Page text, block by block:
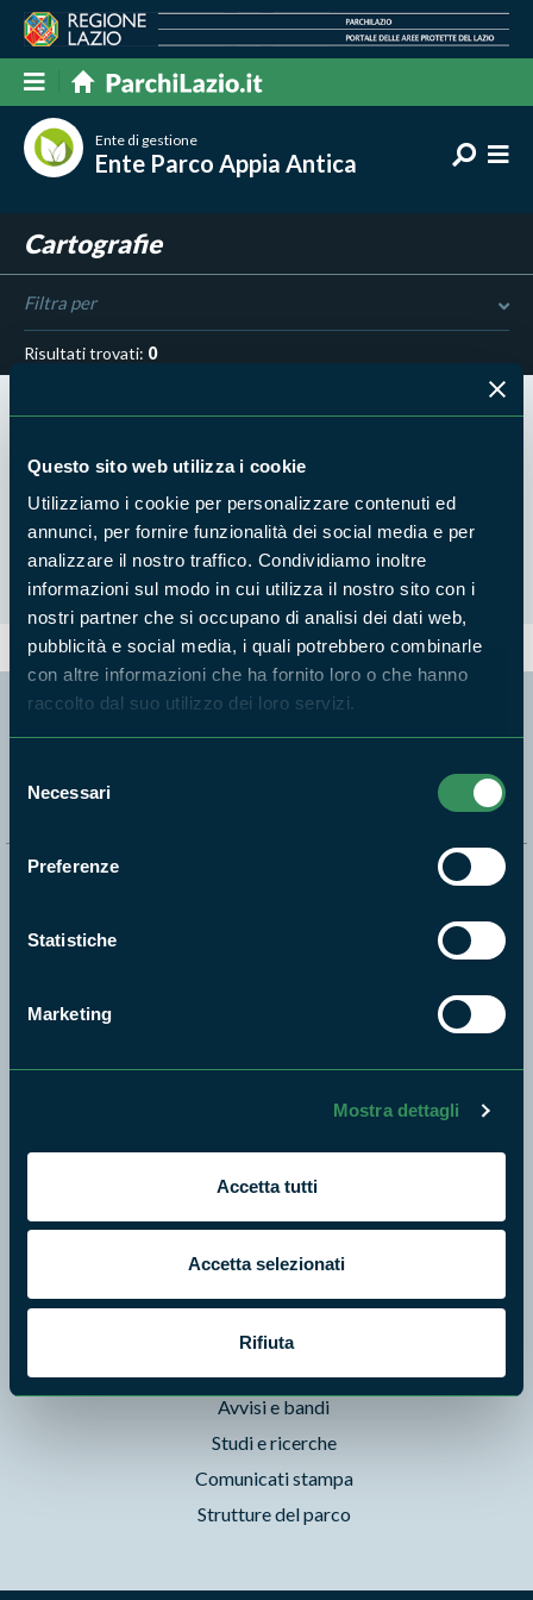
Questo sito web utilizza i cookie
Utilizziamo i cookie per personalizzare contenuti ed
annunci, per fornire funzionalità dei social media e per
analizzare il nostro traffico. Condividiamo inoltre
informazioni sul modo in cui utilizza il nostro sito con i
nostri partner che si occupano di analisi dei dati web,
pubblicità e social media, i quali potrebbero combinarle
con altre informazioni che ha fornito loro o che hanno
raccolto dal suo utilizzo dei loro servizi.
delNecessari
Preferenze
Statistiche
Marketing
Mostra dettagli
Accetta tutti
Accetta selezionati
Rifiuta
Ente di gestione
Ente Parco Appia Antica
Cartografie
Filtra per
Risultati trovati: 0
Nessun risultato trovato
Segui i nostri social ufficiali
Punti di interesse
Storie
Foto e Video
Pubblicazioni
Prodotti Natura in Campo
Aziende Natura in Campo
Programmi e progetti
Avvisi e bandi
Studi e ricerche
Comunicati stampa
Strutture del parco